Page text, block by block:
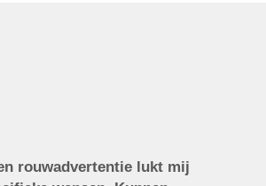
rouwadvertentie lukt mij